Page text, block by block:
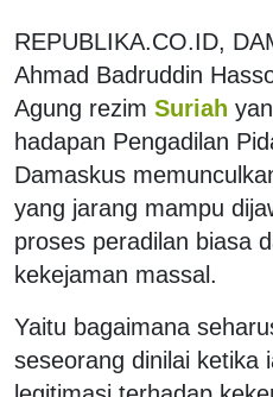
REPUBLIKA.CO.ID,
Ahmad Badruddin
Agung rezim Suriah
hadapan Pengadilan
Damaskus
yang jarang mampu
proses peradilan biasa
kekejaman massal.
Yaitu bagaimana
seseorang dinilai ketika